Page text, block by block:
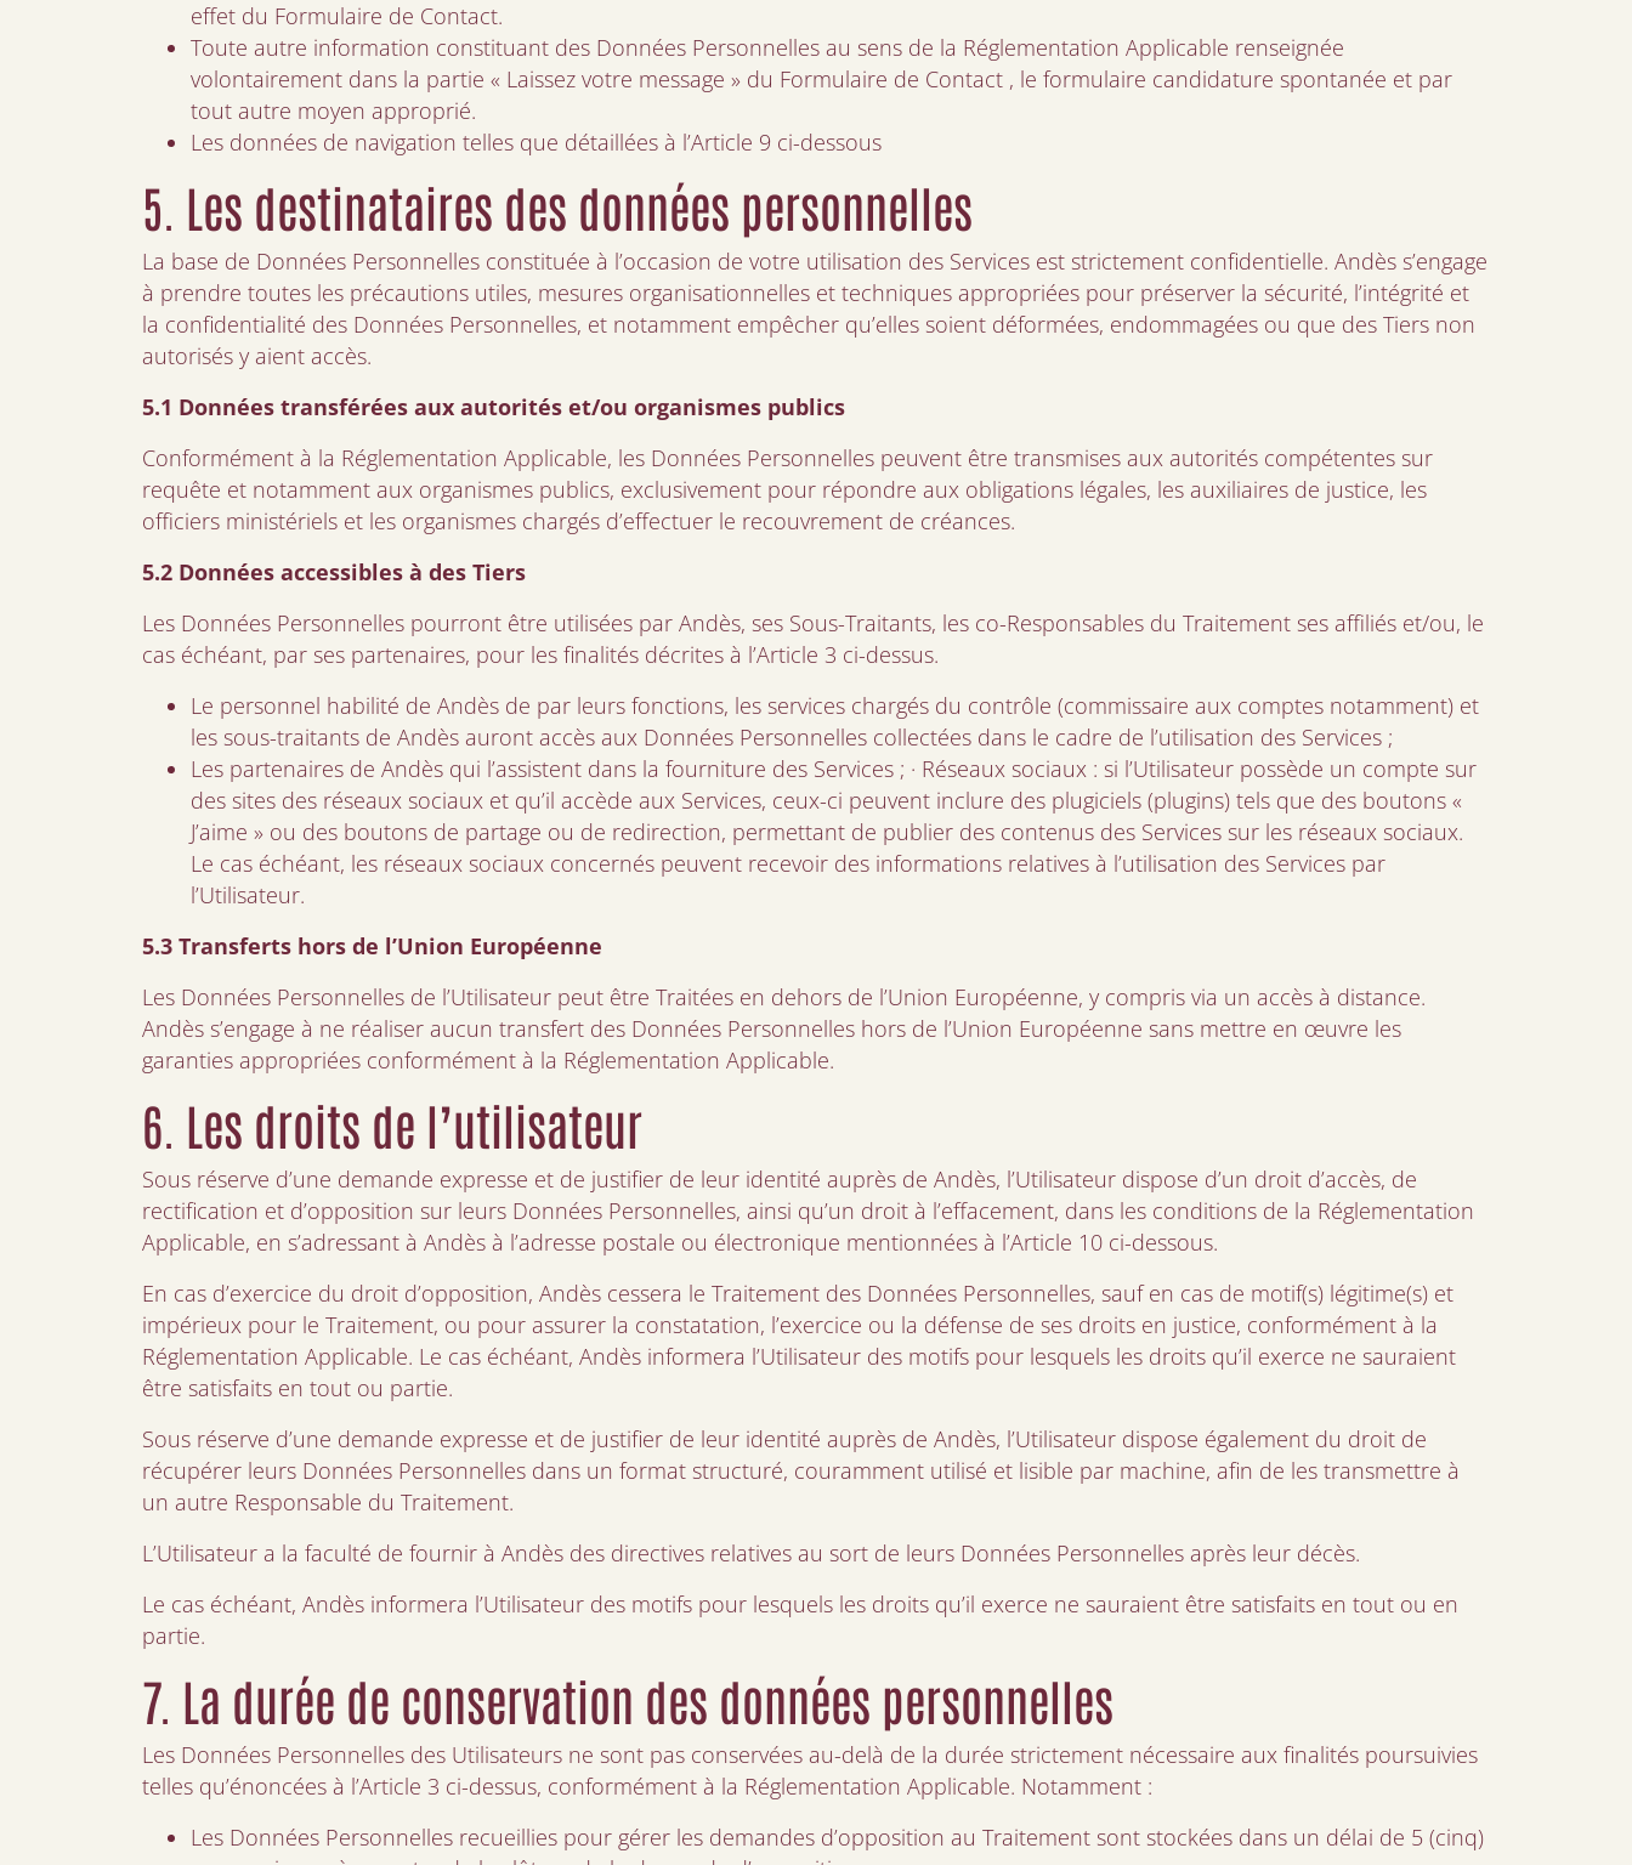
effet du Formulaire de Contact.
Toute autre information constituant des Données Personnelles au sens de la Réglementation Applicable renseignée
volontairement dans la partie « Laissez votre message » du Formulaire de Contact , le formulaire candidature spontanée et par
tout autre moyen approprié.
Les données de navigation telles que détaillées à l’Article 9 ci-dessous
5. Les destinataires des données personnelles
La base de Données Personnelles constituée à l’occasion de votre utilisation des Services est strictement confidentielle. Andès s’engage
à prendre toutes les précautions utiles, mesures organisationnelles et techniques appropriées pour préserver la sécurité, l’intégrité et
la confidentialité des Données Personnelles, et notamment empêcher qu’elles soient déformées, endommagées ou que des Tiers non
autorisés y aient accès.
5.1 Données transférées aux autorités et/ou organismes publics
Conformément à la Réglementation Applicable, les Données Personnelles peuvent être transmises aux autorités compétentes sur
requête et notamment aux organismes publics, exclusivement pour répondre aux obligations légales, les auxiliaires de justice, les
officiers ministériels et les organismes chargés d’effectuer le recouvrement de créances.
5.2 Données accessibles à des Tiers
Les Données Personnelles pourront être utilisées par Andès, ses Sous-Traitants, les co-Responsables du Traitement ses affiliés et/ou, le
cas échéant, par ses partenaires, pour les finalités décrites à l’Article 3 ci-dessus.
Le personnel habilité de Andès de par leurs fonctions, les services chargés du contrôle (commissaire aux comptes notamment) et
les sous-traitants de Andès auront accès aux Données Personnelles collectées dans le cadre de l’utilisation des Services ;
Les partenaires de Andès qui l’assistent dans la fourniture des Services ; · Réseaux sociaux : si l’Utilisateur possède un compte sur
des sites des réseaux sociaux et qu’il accède aux Services, ceux-ci peuvent inclure des plugiciels (plugins) tels que des boutons «
J’aime » ou des boutons de partage ou de redirection, permettant de publier des contenus des Services sur les réseaux sociaux.
Le cas échéant, les réseaux sociaux concernés peuvent recevoir des informations relatives à l’utilisation des Services par
l’Utilisateur.
5.3 Transferts hors de l’Union Européenne
Les Données Personnelles de l’Utilisateur peut être Traitées en dehors de l’Union Européenne, y compris via un accès à distance.
Andès s’engage à ne réaliser aucun transfert des Données Personnelles hors de l’Union Européenne sans mettre en œuvre les
garanties appropriées conformément à la Réglementation Applicable.
6. Les droits de l’utilisateur
Sous réserve d’une demande expresse et de justifier de leur identité auprès de Andès, l’Utilisateur dispose d’un droit d’accès, de
rectification et d’opposition sur leurs Données Personnelles, ainsi qu’un droit à l’effacement, dans les conditions de la Réglementation
Applicable, en s’adressant à Andès à l’adresse postale ou électronique mentionnées à l’Article 10 ci-dessous.
En cas d’exercice du droit d’opposition, Andès cessera le Traitement des Données Personnelles, sauf en cas de motif(s) légitime(s) et
impérieux pour le Traitement, ou pour assurer la constatation, l’exercice ou la défense de ses droits en justice, conformément à la
Réglementation Applicable. Le cas échéant, Andès informera l’Utilisateur des motifs pour lesquels les droits qu’il exerce ne sauraient
être satisfaits en tout ou partie.
Sous réserve d’une demande expresse et de justifier de leur identité auprès de Andès, l’Utilisateur dispose également du droit de
récupérer leurs Données Personnelles dans un format structuré, couramment utilisé et lisible par machine, afin de les transmettre à
un autre Responsable du Traitement.
L’Utilisateur a la faculté de fournir à Andès des directives relatives au sort de leurs Données Personnelles après leur décès.
Le cas échéant, Andès informera l’Utilisateur des motifs pour lesquels les droits qu’il exerce ne sauraient être satisfaits en tout ou en
partie.
7. La durée de conservation des données personnelles
Les Données Personnelles des Utilisateurs ne sont pas conservées au-delà de la durée strictement nécessaire aux finalités poursuivies
telles qu’énoncées à l’Article 3 ci-dessus, conformément à la Réglementation Applicable. Notamment :
Les Données Personnelles recueillies pour gérer les demandes d’opposition au Traitement sont stockées dans un délai de 5 (cinq)